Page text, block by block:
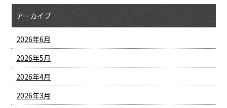
アーカイブ
2026年6月
2026年5月
2026年4月
2026年3月